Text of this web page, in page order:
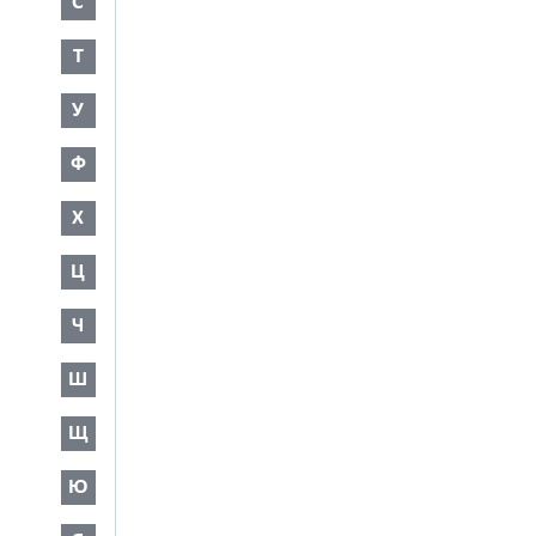
Т
У
Ф
Х
Ц
Ч
Ш
Щ
Ю